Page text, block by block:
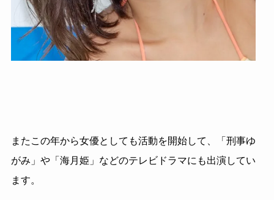
またこの年から女優としても活動を開始して、「刑事ゆ
がみ」や「海月姫」などのテレビドラマにも出演してい
ます。